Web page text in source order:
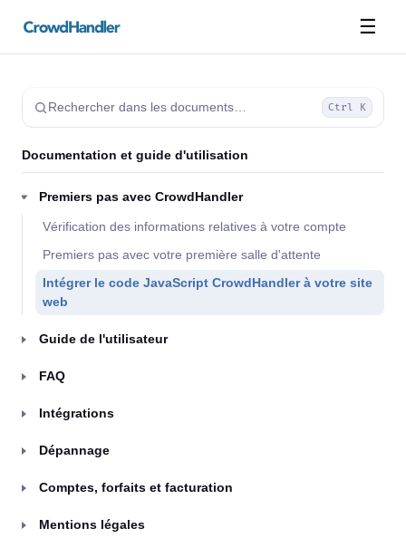
☰
Rechercher dans les documents… Ctrl K
Documentation et guide d'utilisation
Premiers pas avec CrowdHandler
Vérification des informations relatives à votre compte
Premiers pas avec votre première salle d'attente
Intégrer le code JavaScript CrowdHandler à votre site
web
Guide de l'utilisateur
FAQ
Intégrations
Dépannage
Comptes, forfaits et facturation
Mentions légales